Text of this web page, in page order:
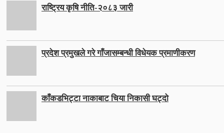
राष्ट्रिय कृषि नीति-२०८३ जारी
प्रदेश प्रमुखले गरे गाँजासम्बन्धी विधेयक प्रमाणीकरण
काँकडभिट्टा नाकाबाट चिया निकासी घट्दो